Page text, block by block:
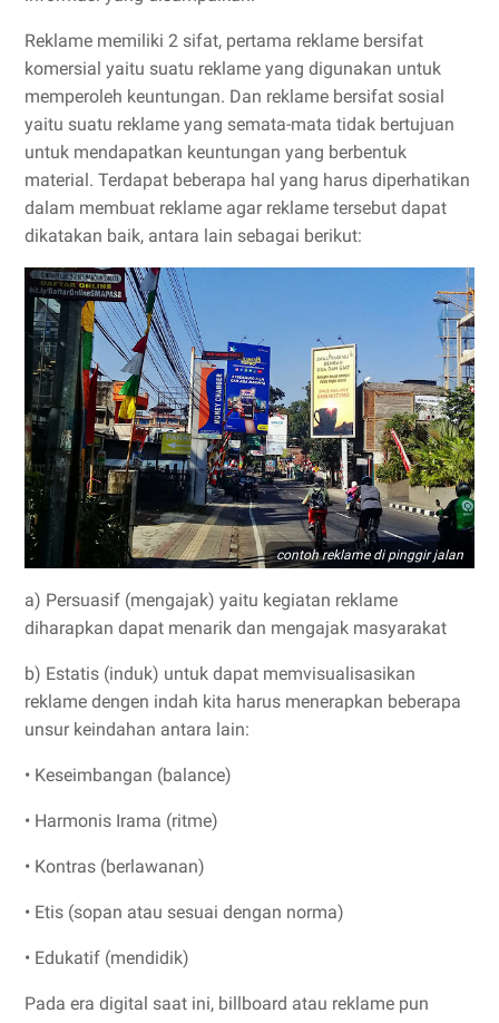
Reklame memiliki 2 sifat, pertama reklame bersifat
komersial yaitu suatu reklame yang digunakan untuk
memperoleh keuntungan. Dan reklame bersifat sosial
yaitu suatu reklame yang semata-mata tidak bertujuan
untuk mendapatkan keuntungan yang berbentuk
material. Terdapat beberapa hal yang harus diperhatikan
dalam membuat reklame agar reklame tersebut dapat
dikatakan baik, antara lain sebagai berikut:
contoh reklame di pinggir jalan
a) Persuasif (mengajak) yaitu kegiatan reklame
diharapkan dapat menarik dan mengajak masyarakat
b) Estatis (induk) untuk dapat memvisualisasikan
reklame dengen indah kita harus menerapkan beberapa
unsur keindahan antara lain:
• Keseimbangan (balance)
• Harmonis Irama (ritme)
• Kontras (berlawanan)
• Etis (sopan atau sesuai dengan norma)
• Edukatif (mendidik)
Pada era digital saat ini, billboard atau reklame pun